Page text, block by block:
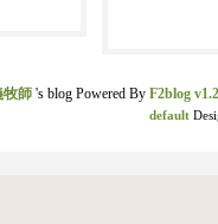
牧師's blog Powered By F2blog
default